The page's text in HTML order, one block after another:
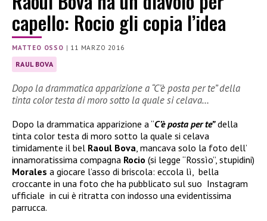
capello: Rocio gli copia l’idea
MATTEO OSSO | 11 MARZO 2016
RAUL BOVA
Dopo la drammatica apparizione a “C’è posta per te” della
tinta color testa di moro sotto la quale si celava…
Dopo la drammatica apparizione a “C’è posta per te”della
tinta color testa di moro sotto la quale si celava
timidamente il bel Raoul Bova, mancava solo la foto dell’
innamoratissima compagna Rocio (si legge “Rossìo”, stupidini)
Morales a giocare l’asso di briscola: eccola lì, bella
croccante in una foto che ha pubblicato sul suo Instagram
ufficiale in cui è ritratta con indosso una evidentissima
parrucca.